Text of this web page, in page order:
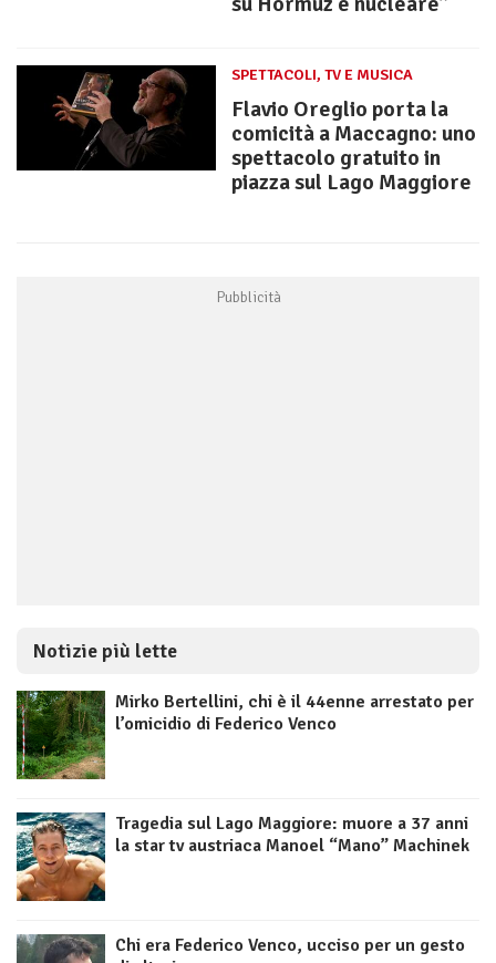
SPETTACOLI, TV E MUSICA
Flavio Oreglio porta la
comicità a Maccagno: uno
spettacolo gratuito in
piazza sul Lago Maggiore
Notizie più lette
Mirko Bertellini, chi è il 44enne arrestato per
l’omicidio di Federico Venco
Tragedia sul Lago Maggiore: muore a 37 anni
la star tv austriaca Manoel “Mano” Machinek
Chi era Federico Venco, ucciso per un gesto